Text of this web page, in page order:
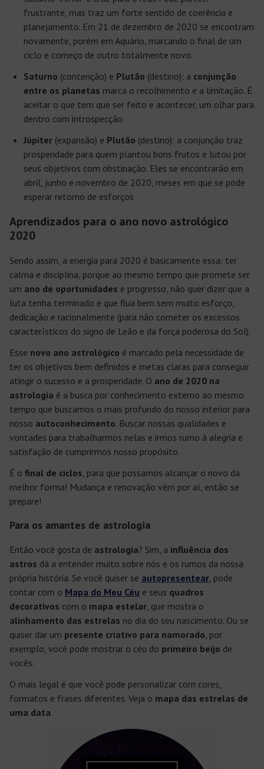
frustrante, mas traz um forte sentido de coerência e
planejamento. Em 21 de dezembro de 2020 se encontram
novamente, porém em Aquário, marcando o final de um
ciclo e começo de outro totalmente novo.
Saturno (contenção) e Plutão (destino): a conjunção
entre os planetas marca o recolhimento e a limitação. É
aceitar o que tem que ser feito e acontecer, um olhar para
dentro com introspecção
Júpiter (expansão) e Plutão (destino): a conjunção traz
prosperidade para quem plantou bons frutos e lutou por
seus objetivos com obstinação. Eles se encontrarão em
abril, junho e novembro de 2020, meses em que se pode
esperar retorno de esforços
Aprendizados para o ano novo astrológico
2020
Sendo assim, a energia para 2020 é basicamente essa: ter
calma e disciplina, porque ao mesmo tempo que promete ser
um ano de oportunidades e progresso, não quer dizer que a
luta tenha terminado e que flua bem sem muito esforço,
dedicação e racionalmente (para não cometer os excessos
característicos do signo de Leão e da força poderosa do Sol).
Esse novo ano astrológico é marcado pela necessidade de
ter os objetivos bem definidos e metas claras para conseguir
atingir o sucesso e a prosperidade. O ano de 2020 na
astrologia é a busca por conhecimento externo ao mesmo
tempo que buscamos o mais profundo do nosso interior para
nosso autoconhecimento. Buscar nossas qualidades e
vontades para trabalharmos nelas e irmos rumo à alegria e
satisfação de cumprirmos nosso propósito.
É o final de ciclos , para que possamos alcançar o novo da
melhor forma! Mudança e renovação vêm por aí, então se
prepare!
Para os amantes de astrologia
Então você gosta de astrologia? Sim, a influência dos
astros dá a entender muito sobre nós e os rumos da nossa
própria história. Se você quiser se autopresentear , pode
contar com o Mapa do Meu Céu e seus quadros
decorativos com o mapa estelar , que mostra o
alinhamento das estrelas no dia do seu nascimento. Ou se
quiser dar um presente criativo para namorado , por
exemplo, você pode mostrar o céu do primeiro beijo de
vocês.
O mais legal é que você pode personalizar com cores,
formatos e frases diferentes. Veja o mapa das estrelas de
uma data.